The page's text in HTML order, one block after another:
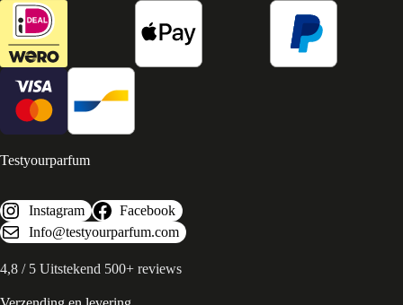
Testyourparfum
Instagram
Facebook
Info@testyourparfum.com
4,8 / 5 Uitstekend 500+ reviews